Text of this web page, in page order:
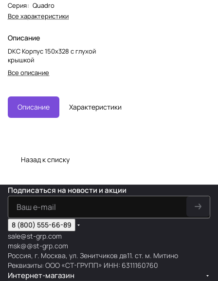
Серия: Quadro
Все характеристики
Описание
DKC Корпус 150х328 с глухой
крышкой
Все описание
Описание Характеристики
Назад к списку
Подписаться на новости и акции
8 (800) 555-66-89
sale@st-grp.com
msk@@st-grp.com
Россия, г. Москва, ул. Зенитчиков дв11. ст. м. Митино
Реквизиты: ООО «СТ-ГРУПП» ИНН: 6311160760
Интернет-магазин